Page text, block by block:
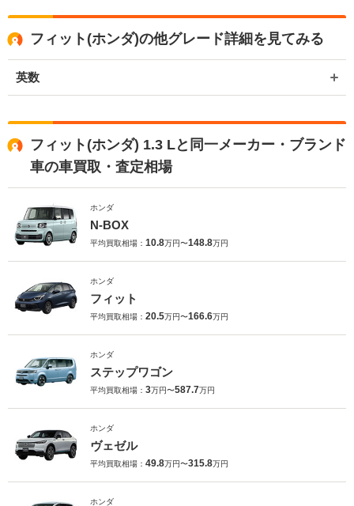
フィット(ホンダ)の他グレード詳細を見てみる
英数
フィット(ホンダ) 1.3 Lと同一メーカー・ブランド
車の車買取・査定相場
ホンダ
N-BOX
平均買取相場： 10.8万円〜148.8万円
ホンダ
フィット
平均買取相場： 20.5万円〜166.6万円
ホンダ
ステップワゴン
平均買取相場： 3万円〜587.7万円
ホンダ
ヴェゼル
平均買取相場： 49.8万円〜315.8万円
ホンダ